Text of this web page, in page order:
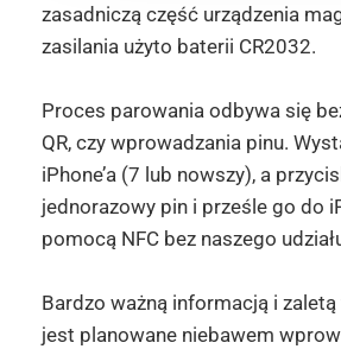
zasadniczą część urządzenia
zasilania użyto baterii CR2032.
Proces parowania odbywa się
QR, czy wprowadzania pinu.
iPhone’a (7 lub nowszy), a
jednorazowy pin i prześle go do
pomocą NFC bez naszego
Bardzo ważną informacją i
jest planowane niebawem